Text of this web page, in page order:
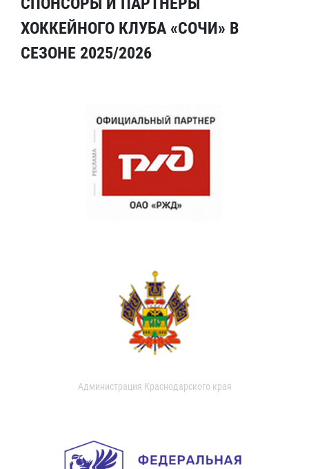
ХОККЕЙНОГО КЛУБА «СОЧИ» В
СЕЗОНЕ 2025/2026
Администрация Краснодарского края